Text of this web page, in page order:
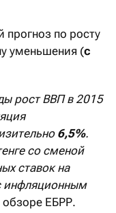
прогноз по росту
уменьшения (с
рост ВВП в 2015
6,5%.
со сменой
ставок на
инфляционным
обзоре ЕБРР.